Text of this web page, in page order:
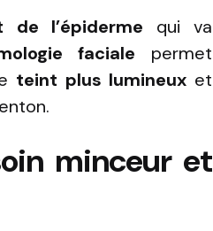
de l’épiderme qui va
faciale permet
teint plus lumineux et
minceur et